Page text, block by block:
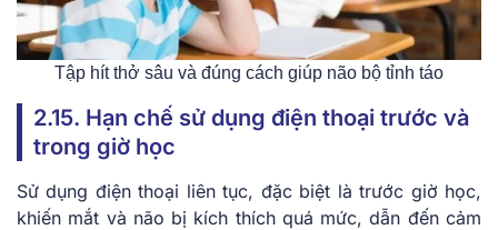
Tập hít thở sâu và đúng cách giúp não bộ tỉnh táo
2.15. Hạn chế sử dụng điện thoại trước và
trong giờ học
Sử dụng điện thoại liên tục, đặc biệt là trước giờ học,
khiến mắt và não bị kích thích quá mức, dẫn đến cảm